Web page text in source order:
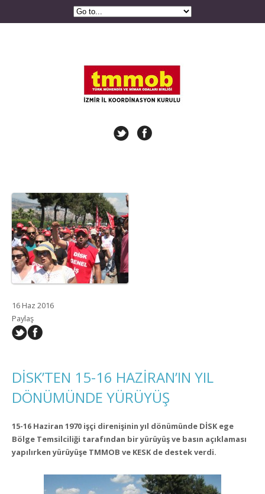
16 Haz 2016
Paylaş
DİSK’TEN 15-16 HAZİRAN’IN YIL
DÖNÜMÜNDE YÜRÜYÜŞ
15-16 Haziran 1970 işçi direnişinin yıl dönümünde DİSK ege
Bölge Temsilciliği tarafından bir yürüyüş ve basın açıklaması
yapılırken yürüyüşe TMMOB ve KESK de destek verdi.